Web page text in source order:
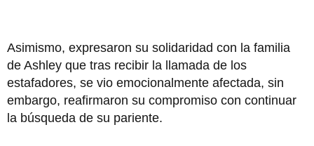
Asimismo, expresaron su solidaridad con la familia
de Ashley que tras recibir la llamada de los
estafadores, se vio emocionalmente afectada, sin
embargo, reafirmaron su compromiso con continuar
la búsqueda de su pariente.